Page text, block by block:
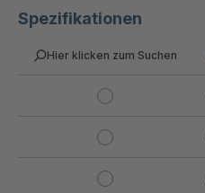
Spezifikationen
Hier klicken zum Suchen